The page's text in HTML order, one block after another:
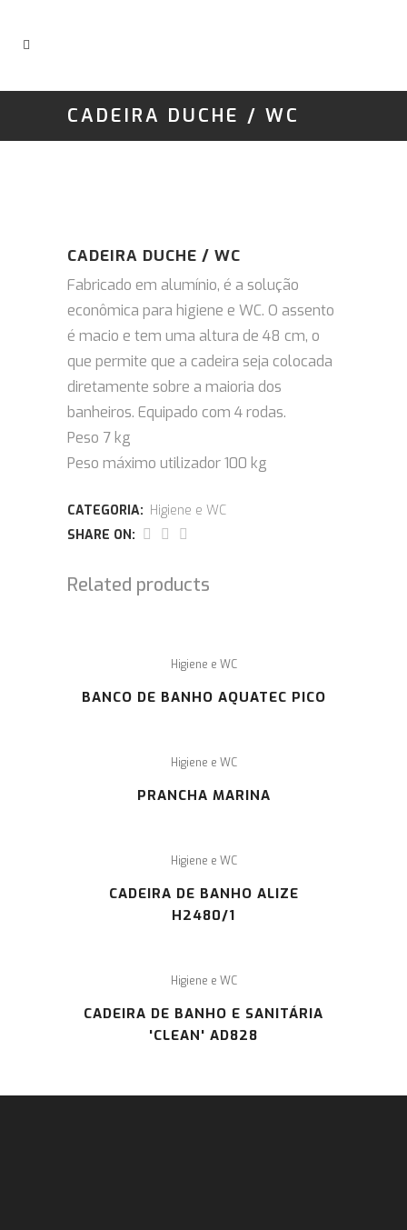
CADEIRA DUCHE / WC
CADEIRA DUCHE / WC
Fabricado em alumínio, é a solução
econômica para higiene e WC. O assento
é macio e tem uma altura de 48 cm, o
que permite que a cadeira seja colocada
diretamente sobre a maioria dos
banheiros. Equipado com 4 rodas.
Peso 7 kg
Peso máximo utilizador 100 kg
CATEGORIA: Higiene e WC
SHARE ON:
Related products
Higiene e WC
BANCO DE BANHO AQUATEC PICO
Higiene e WC
PRANCHA MARINA
Higiene e WC
CADEIRA DE BANHO ALIZE
H2480/1
Higiene e WC
CADEIRA DE BANHO E SANITÁRIA
'CLEAN' AD828